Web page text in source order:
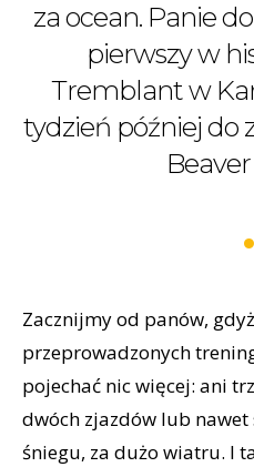
za ocean. Panie
pierwszy w
Tremblant w
tydzień później do
Zacznijmy od panów,
przeprowadzonych
pojechać nic więcej: ani
dwóch zjazdów lub
śniegu, za dużo wiatru. I